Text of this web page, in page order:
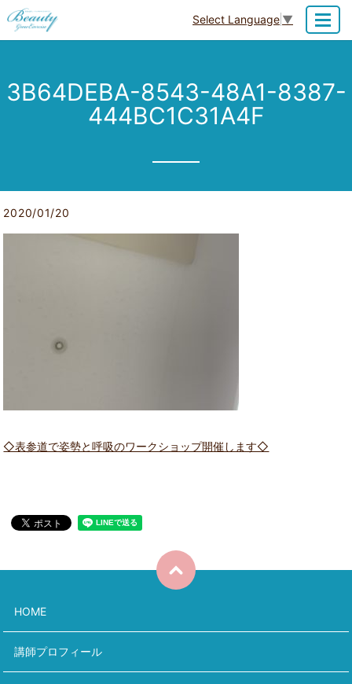
Select Language ▼
3B64DEBA-8543-48A1-8387-
444BC1C31A4F
2020/01/20
◇表参道で姿勢と呼吸のワークショップ開催します◇
HOME
講師プロフィール